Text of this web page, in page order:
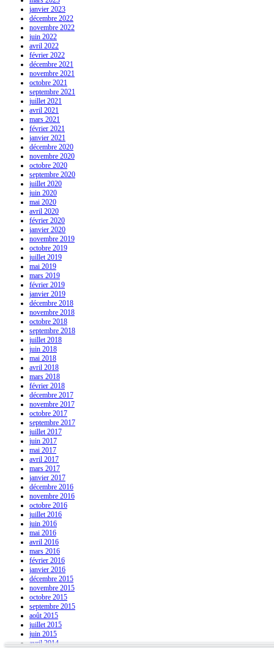
janvier 2023
décembre 2022
novembre 2022
juin 2022
avril 2022
février 2022
décembre 2021
novembre 2021
octobre 2021
septembre 2021
juillet 2021
avril 2021
mars 2021
février 2021
janvier 2021
décembre 2020
novembre 2020
octobre 2020
septembre 2020
juillet 2020
juin 2020
mai 2020
avril 2020
février 2020
janvier 2020
novembre 2019
octobre 2019
juillet 2019
mai 2019
mars 2019
février 2019
janvier 2019
décembre 2018
novembre 2018
octobre 2018
septembre 2018
juillet 2018
juin 2018
mai 2018
avril 2018
mars 2018
février 2018
décembre 2017
novembre 2017
octobre 2017
septembre 2017
juillet 2017
juin 2017
mai 2017
avril 2017
mars 2017
janvier 2017
décembre 2016
novembre 2016
octobre 2016
juillet 2016
juin 2016
mai 2016
avril 2016
mars 2016
février 2016
janvier 2016
décembre 2015
novembre 2015
octobre 2015
septembre 2015
août 2015
juillet 2015
juin 2015
avril 2014